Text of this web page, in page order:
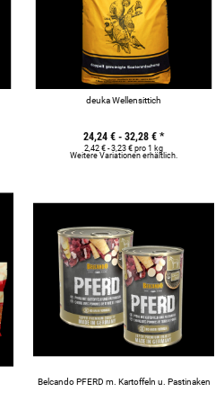
deuka Wellensittich
24,24 € - 32,28 € *
2,42 € - 3,23 € pro 1 kg
Weitere Variationen erhältlich.
Belcando PFERD m. Kartoffeln u. Pastinaken